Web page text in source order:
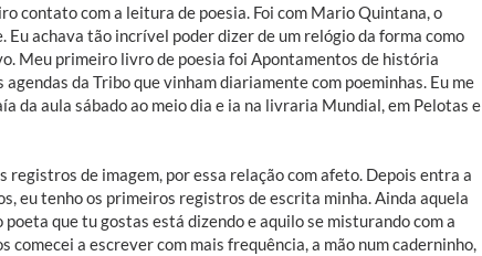
contato com a leitura de poesia. Foi com Mario Quintana, o
achava tão incrível poder dizer de um relógio da forma como
Meu primeiro livro de poesia foi Apontamentos de história
da Tribo que vinham diariamente com poeminhas. Eu me
da aula sábado ao meio dia e ia na livraria Mundial, em Pelotas e
registros de imagem, por essa relação com afeto. Depois entra a
eu tenho os primeiros registros de escrita minha. Ainda aquela
que tu gostas está dizendo e aquilo se misturando com a
a escrever com mais frequência, a mão num caderninho,